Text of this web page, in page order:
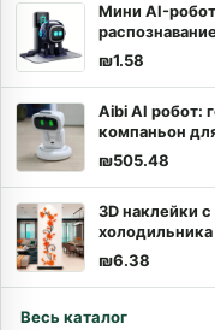
Мини AI-робот
₪1.58
Aibi AI робот:
компаньон
₪505.48
3D наклейки
доставкой
₪6.38
Весь каталог